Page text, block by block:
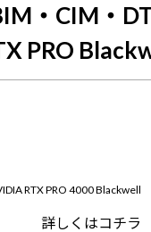
・CIM・
PRO
RTX PRO 4000 Blackwell
詳しくはコチラ